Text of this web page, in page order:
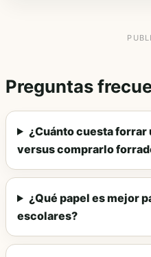
Preguntas
¿Cuánto cuesta forrar
versus comprarlo
¿Qué papel es mejor
escolares?